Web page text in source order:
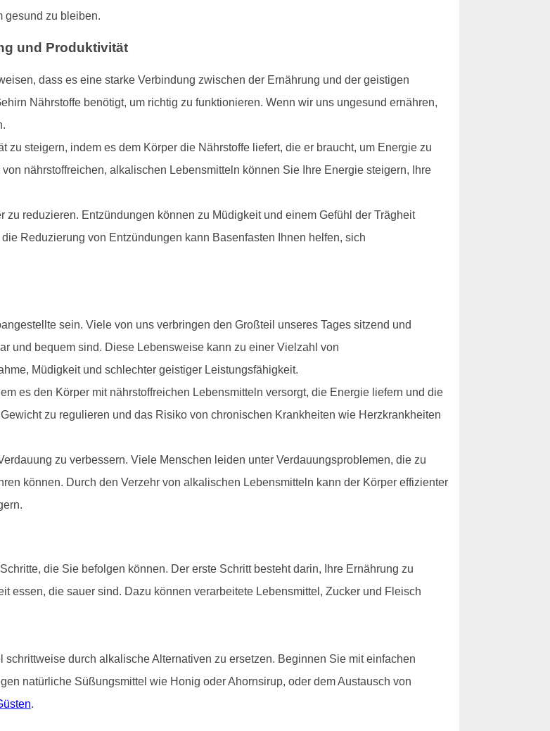
gesund zu bleiben.
und Produktivität
dass es eine starke Verbindung zwischen der Ernährung und der geistigen
Nährstoffe benötigt, um richtig zu funktionieren. Wenn wir uns ungesund ernähren,
zu steigern, indem es dem Körper die Nährstoffe liefert, die er braucht, um Energie zu
nährstoffreichen, alkalischen Lebensmitteln können Sie Ihre Energie steigern, Ihre
reduzieren. Entzündungen können zu Müdigkeit und einem Gefühl der Trägheit
Reduzierung von Entzündungen kann Basenfasten Ihnen helfen, sich
sein. Viele von uns verbringen den Großteil unseres Tages sitzend und
und bequem sind. Diese Lebensweise kann zu einer Vielzahl von
Müdigkeit und schlechter geistiger Leistungsfähigkeit.
es den Körper mit nährstoffreichen Lebensmitteln versorgt, die Energie liefern und die
zu regulieren und das Risiko von chronischen Krankheiten wie Herzkrankheiten
zu verbessern. Viele Menschen leiden unter Verdauungsproblemen, die zu
können. Durch den Verzehr von alkalischen Lebensmitteln kann der Körper effizienter
die Sie befolgen können. Der erste Schritt besteht darin, Ihre Ernährung zu
essen, die sauer sind. Dazu können verarbeitete Lebensmittel, Zucker und Fleisch
durch alkalische Alternativen zu ersetzen. Beginnen Sie mit einfachen
natürliche Süßungsmittel wie Honig oder Ahornsirup, oder dem Austausch von
.